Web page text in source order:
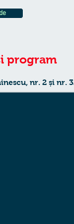
program
nr. 2 și nr.